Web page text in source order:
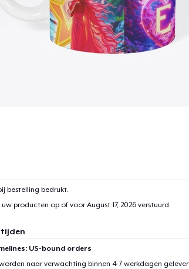
bestelling bedrukt.
uw producten op of voorAugust 17, 2026verstuurd.
US-bound orders
naar verwachting binnen 4-7 werkdagen